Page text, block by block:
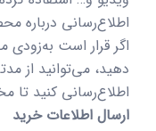
اطلاع‌رسانی درباره
اگر قرار است
دهید، می‌توانید از
اطلاع‌رسانی کنید تا
ارسال اطلاعات خرید